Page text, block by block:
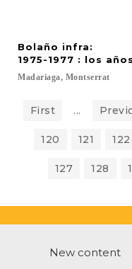
Bolaño infra:
1975-1977 : los
Madariaga, Montserrat
First ...
120 121 122
127 128
New content